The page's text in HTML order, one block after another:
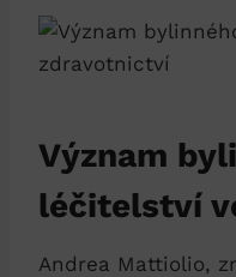
Význam
léčitelství
Andrea Mattiolio,